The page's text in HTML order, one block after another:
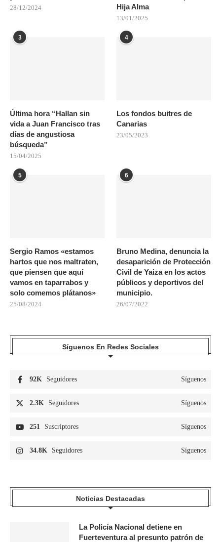
28/12/2024
Hija Alma
13/01/2025
3
Última hora “Hallan sin
vida a Juan Francisco tras
días de angustiosa
búsqueda”
15/04/2025
4
Los fondos buitres de
Canarias
23/05/2023
5
Sergio Ramos «estamos
hartos que nos maltraten,
que piensen que aquí
vamos en taparrabos y
solo comemos plátanos»
25/08/2024
6
Bruno Medina, denuncia la
desaparición de Protección
Civil de Yaiza en los actos
públicos y deportivos del
municipio.
26/07/2022
Síguenos En Redes Sociales
92K Seguidores Síguenos
2.3K Seguidores Síguenos
251 Suscriptores Síguenos
34.8K Seguidores Síguenos
Noticias Destacadas
La Policía Nacional detiene en
Fuerteventura al presunto patrón de